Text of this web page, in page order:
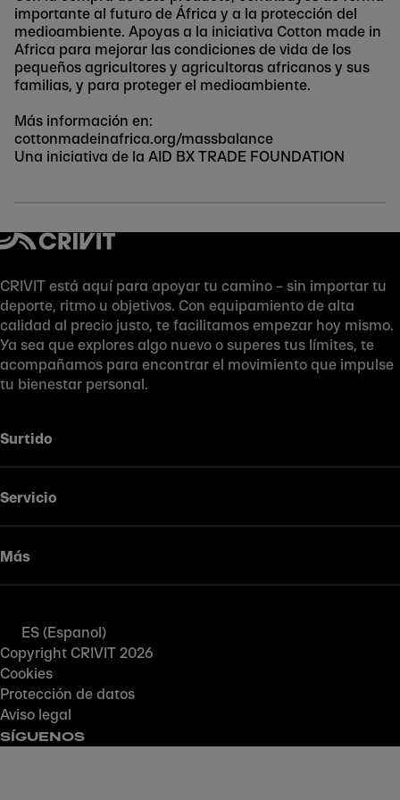
importante al futuro de África y a la protección del
medioambiente. Apoyas a la iniciativa Cotton made in
Africa para mejorar las condiciones de vida de los
pequeños agricultores y agricultoras africanos y sus
familias, y para proteger el medioambiente.
Más información en:
cottonmadeinafrica.org/massbalance
Una iniciativa de la AID BX TRADE FOUNDATION
CRIVIT está aquí para apoyar tu camino – sin importar tu
deporte, ritmo u objetivos. Con equipamiento de alta
calidad al precio justo, te facilitamos empezar hoy mismo.
Ya sea que explores algo nuevo o superes tus límites, te
acompañamos para encontrar el movimiento que impulse
tu bienestar personal.
Surtido
Servicio
Más
ES (Espanol)
Copyright CRIVIT 2026
Cookies
Protección de datos
Aviso legal
SÍGUENOS